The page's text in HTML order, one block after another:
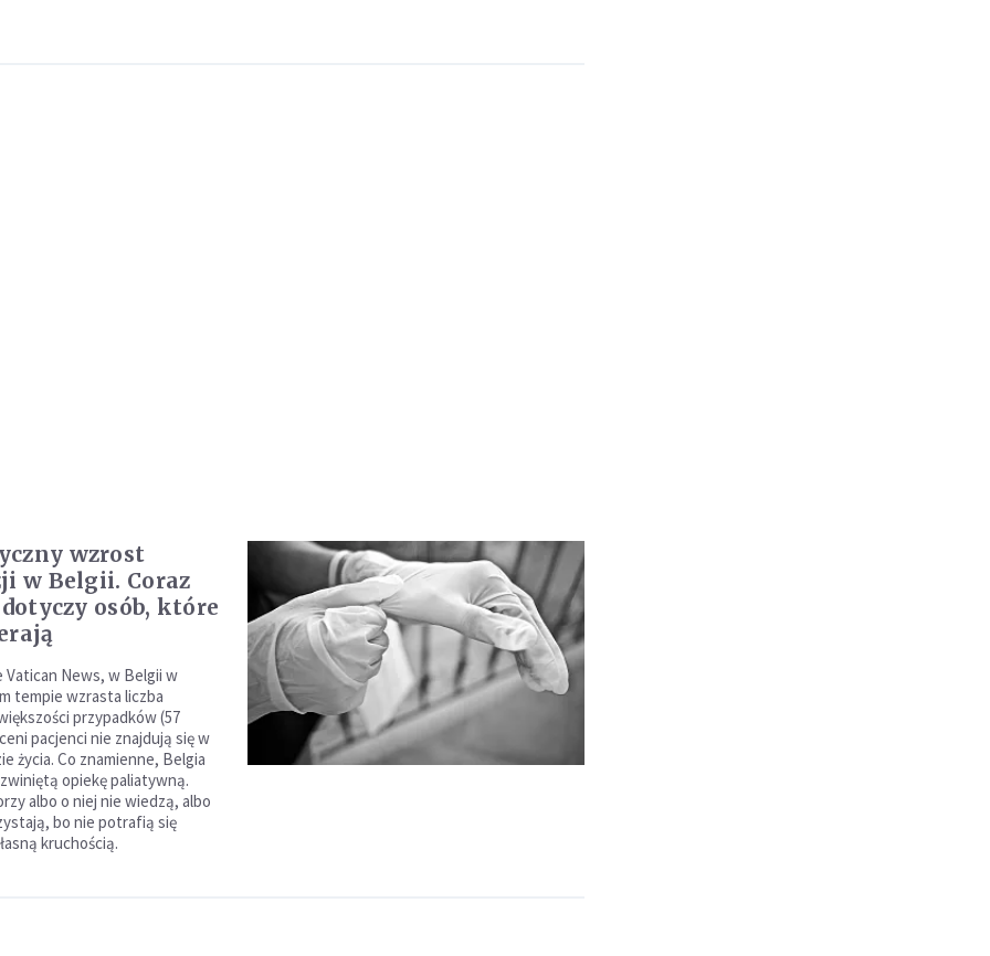
wzrost
w Belgii. Coraz
osób, które
Vatican News, w Belgii w
tempie wzrasta liczba
przypadków (57
pacjenci nie znajdują się w
życia. Co znamienne, Belgia
opiekę paliatywną.
albo o niej nie wiedzą, albo
bo nie potrafią się
kruchością.